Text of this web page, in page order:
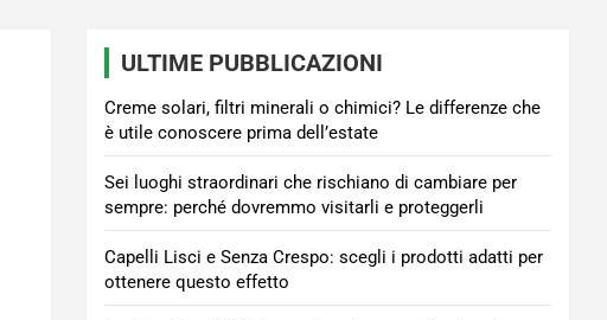
ULTIME PUBBLICAZIONI
Creme solari, filtri minerali o chimici? Le differenze che
è utile conoscere prima dell’estate
Sei luoghi straordinari che rischiano di cambiare per
sempre: perché dovremmo visitarli e proteggerli
Capelli Lisci e Senza Crespo: scegli i prodotti adatti per
ottenere questo effetto